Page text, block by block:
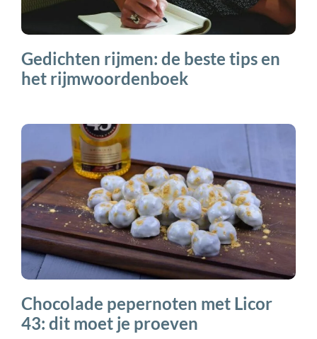
Gedichten rijmen: de beste tips en
het rijmwoordenboek
Chocolade pepernoten met Licor
43: dit moet je proeven